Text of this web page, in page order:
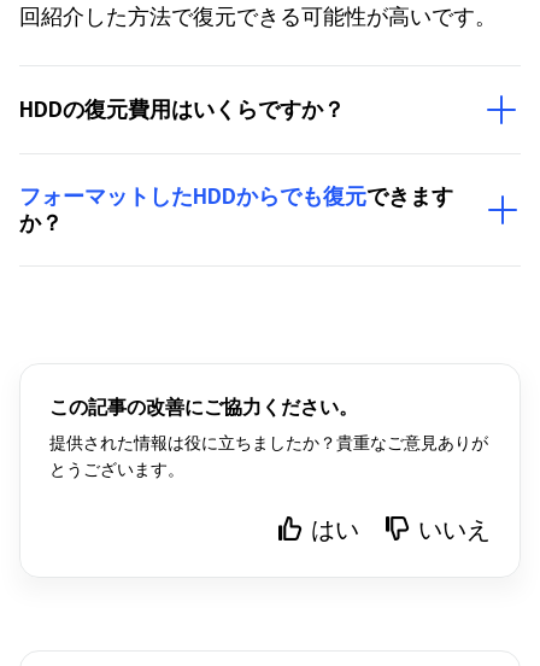
回紹介した方法で復元できる可能性が高いです。
HDDの復元費用はいくらですか？
フォーマットしたHDDからでも復元できます
か？
この記事の改善にご協力ください。
提供された情報は役に立ちましたか？貴重なご意見ありが
とうございます。
はい いいえ